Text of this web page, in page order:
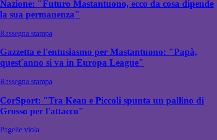
Nazione: "Futuro Mastantuono, ecco da cosa dipende
la sua permanenza"
Rassegna stampa
Gazzetta e l'entusiasmo per Mastantuono: "Papà,
quest'anno si va in Europa League"
Rassegna stampa
CorSport: "Tra Kean e Piccoli spunta un pallino di
Grosso per l'attacco"
Pagelle viola